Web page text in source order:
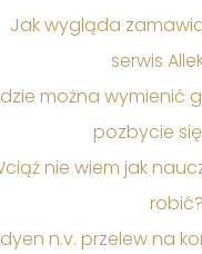
Jak wygląda
serwis
można wymienić
pozbycie
nie wiem jak
robić?
n.v. przelew na